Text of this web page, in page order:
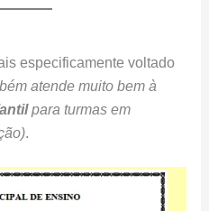
especificamente voltado
atende muito bem à
para turmas em
.